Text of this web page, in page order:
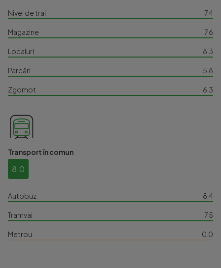
Nivel de trai 7.4
Magazine 7.6
Localuri 8.3
Parcări 5.8
Zgomot 6.3
Transport în comun
8.0
Autobuz 8.4
Tramvai 7.5
Metrou 0.0